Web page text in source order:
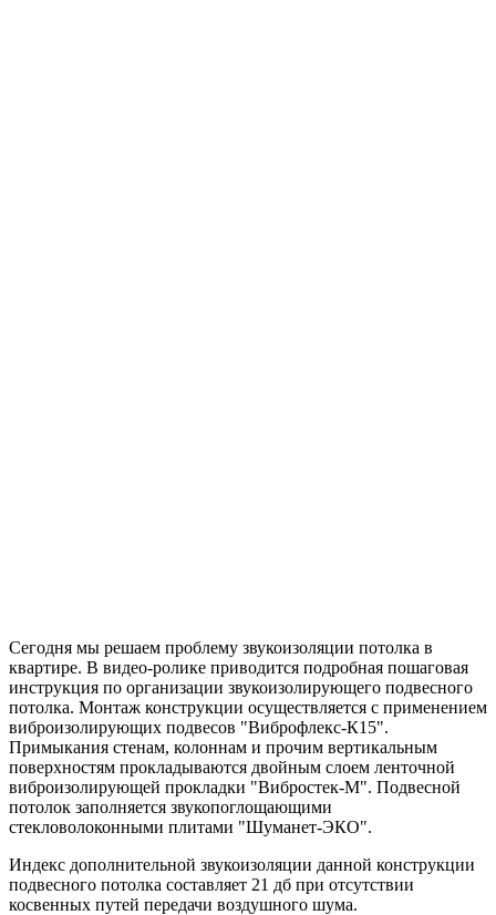
Сегодня мы решаем проблему звукоизоляции потолка в
квартире. В видео-ролике приводится подробная пошаговая
инструкция по организации звукоизолирующего подвесного
потолка. Монтаж конструкции осуществляется с применением
виброизолирующих подвесов "Виброфлекс-К15".
Примыкания стенам, колоннам и прочим вертикальным
поверхностям прокладываются двойным слоем ленточной
виброизолирующей прокладки "Вибростек-М". Подвесной
потолок заполняется звукопоглощающими
стекловолоконными плитами "Шуманет-ЭКО".
Индекс дополнительной звукоизоляции данной конструкции
подвесного потолка составляет 21 дб при отсутствии
косвенных путей передачи воздушного шума.